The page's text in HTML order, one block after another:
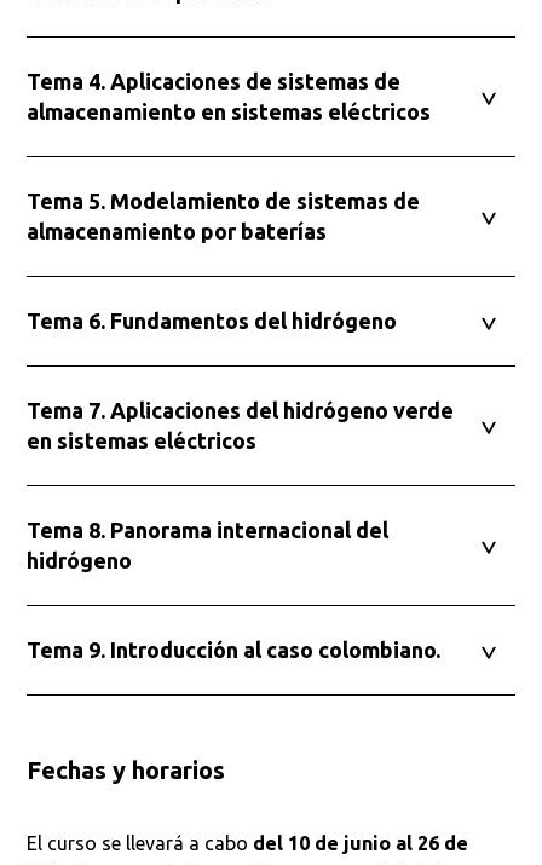
Tema 4. Aplicaciones de sistemas de
almacenamiento en sistemas eléctricos
Tema 5. Modelamiento de sistemas de
almacenamiento por baterías
Tema 6. Fundamentos del hidrógeno
Tema 7. Aplicaciones del hidrógeno verde
en sistemas eléctricos
Tema 8. Panorama internacional del
hidrógeno
Tema 9. Introducción al caso colombiano.
Fechas y horarios
El curso se llevará a cabo del 10 de junio al 26 de